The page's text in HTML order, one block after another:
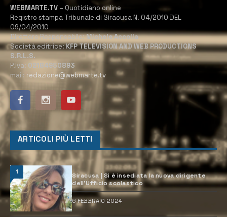
WEBMARTE.TV – Quotidiano online
Registro stampa Tribunale di Siracusa N. 04/2010 DEL
09/04/2010
Direttore Responsabile:Michele Accolla
Società editrice:KFP TELEVISION AND WEB PRODUCTIONS
S.R.L.S.
P.Iva: 02184950893
mail: redazione@webmarte.tv
ARTICOLI PIÙ LETTI
1
Siracusa | Si è insediata la nuova dirigente
dell’Ufficio scolastico
6 FEBBRAIO 2024